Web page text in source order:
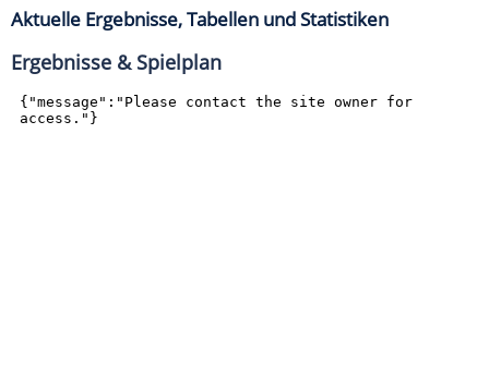
Aktuelle Ergebnisse, Tabellen und Statistiken
Ergebnisse & Spielplan